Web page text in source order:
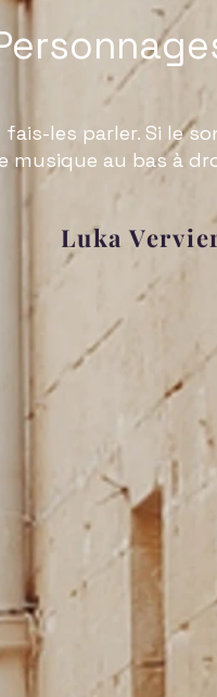
les parler. Si le
musique au bas à
Luka